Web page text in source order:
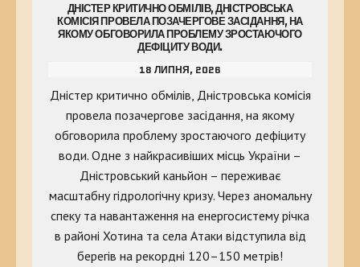
ДНІСТЕР КРИТИЧНО ОБМІЛІВ, ДНІСТРОВСЬКА
КОМІСІЯ ПРОВЕЛА ПОЗАЧЕРГОВЕ ЗАСІДАННЯ, НА
ЯКОМУ ОБГОВОРИЛА ПРОБЛЕМУ ЗРОСТАЮЧОГО
ДЕФІЦИТУ ВОДИ.
18 ЛИПНЯ, 2026
Дністер критично обмілів, Дністровська комісія
провела позачергове засідання, на якому
обговорила проблему зростаючого дефіциту
води. Одне з найкрасивіших місць України –
Дністровський каньйон – переживає
масштабну гідрологічну кризу. Через аномальну
спеку та навантаження на енергосистему річка
в районі Хотина та села Атаки відступила від
берегів на рекордні 120–150 метрів!